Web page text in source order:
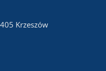
Krzeszów